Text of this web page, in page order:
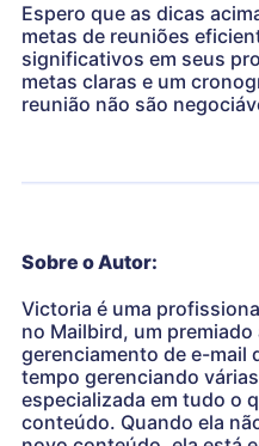
Espero que as dicas
metas de reuniões
significativos em seus
metas claras e um
reunião não são
Sobre o Autor:
Victoria é uma
no Mailbird, um
gerenciamento de e-mail
tempo gerenciando
especializada em tudo o
conteúdo. Quando ela